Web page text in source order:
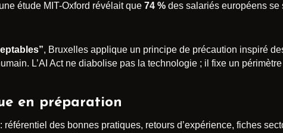
étude MIT-Oxford révélait que 74 % des salariés européens
, Bruxelles applique un principe de précaution inspiré
L’AI Act ne diabolise pas la technologie ; il fixe un
en préparation
: référentiel des bonnes pratiques, retours d’expérience, fiches